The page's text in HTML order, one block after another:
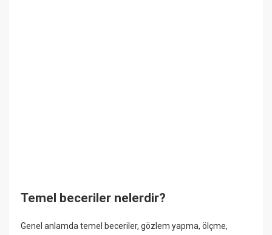
Temel beceriler nelerdir?
Genel anlamda temel beceriler, gözlem yapma, ölçme,